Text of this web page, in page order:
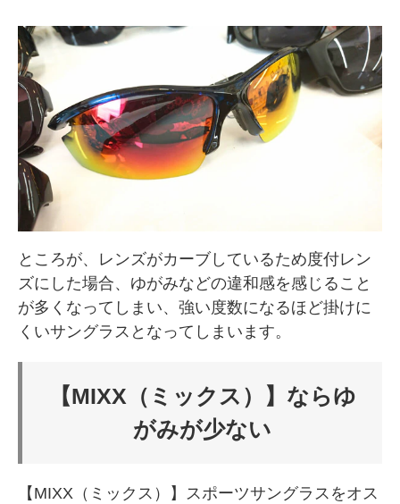
ところが、レンズがカーブしているため度付レン
ズにした場合、ゆがみなどの違和感を感じること
が多くなってしまい、強い度数になるほど掛けに
くいサングラスとなってしまいます。
【MIXX（ミックス）】ならゆ
がみが少ない
【MIXX（ミックス）】スポーツサングラスをオス